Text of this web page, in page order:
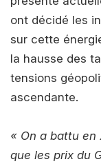
ont décidé les
sur cette
la hausse des
tensions
ascendante.
« On a battu
que les prix du